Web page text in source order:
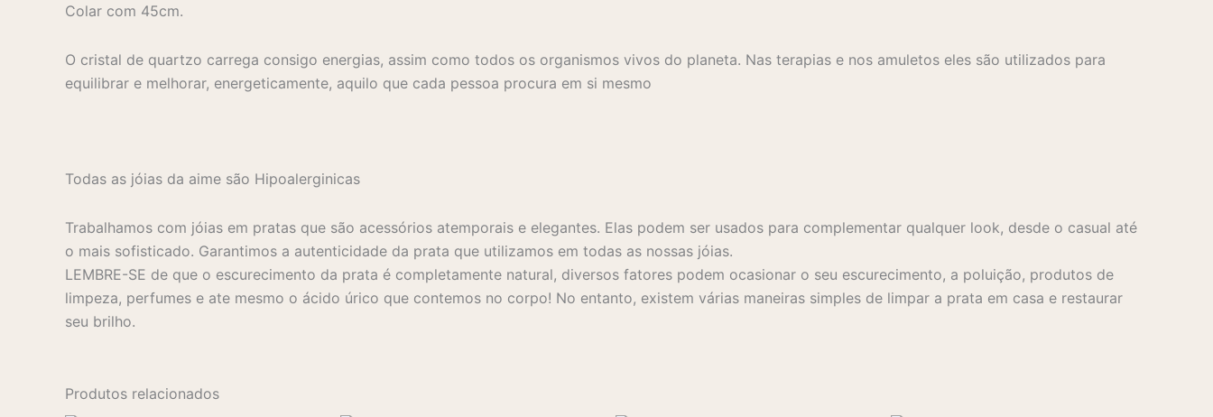
Colar com 45cm.
O cristal de quartzo carrega consigo energias, assim como todos os organismos vivos do planeta. Nas terapias e nos amuletos eles são utilizados para
equilibrar e melhorar, energeticamente, aquilo que cada pessoa procura em si mesmo
Todas as jóias da aime são Hipoalerginicas
Trabalhamos com jóias em pratas que são acessórios atemporais e elegantes. Elas podem ser usados para complementar qualquer look, desde o casual até
o mais sofisticado. Garantimos a autenticidade da prata que utilizamos em todas as nossas jóias.
LEMBRE-SE de que o escurecimento da prata é completamente natural, diversos fatores podem ocasionar o seu escurecimento, a poluição, produtos de
limpeza, perfumes e ate mesmo o ácido úrico que contemos no corpo! No entanto, existem várias maneiras simples de limpar a prata em casa e restaurar
seu brilho.
Produtos relacionados